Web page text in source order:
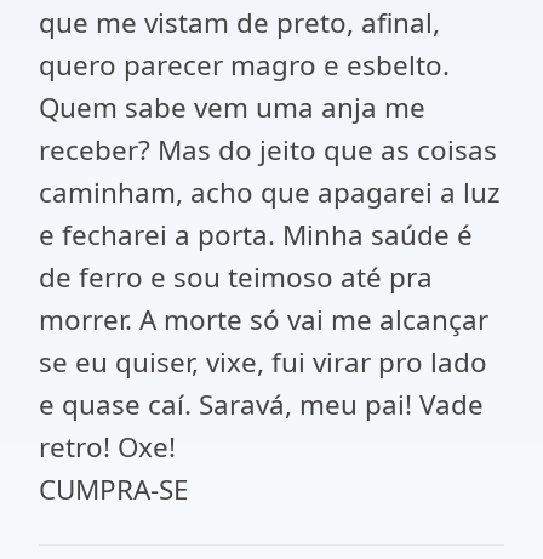
que me vistam de preto, afinal,
quero parecer magro e esbelto.
Quem sabe vem uma anja me
receber? Mas do jeito que as coisas
caminham, acho que apagarei a luz
e fecharei a porta. Minha saúde é
de ferro e sou teimoso até pra
morrer. A morte só vai me alcançar
se eu quiser, vixe, fui virar pro lado
e quase caí. Saravá, meu pai! Vade
retro! Oxe!
CUMPRA-SE